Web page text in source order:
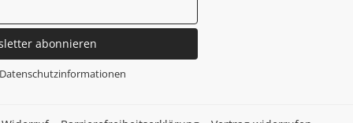
abonnieren
Datenschutzinformationen